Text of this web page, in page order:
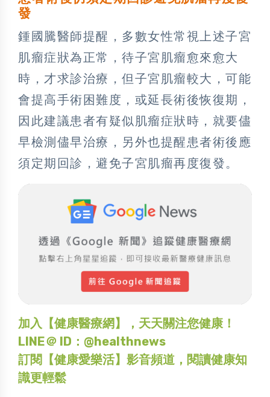
發
鍾國騰醫師提醒，多數女性常視上述子宮
肌瘤症狀為正常，待子宮肌瘤愈來愈大
時，才求診治療，但子宮肌瘤較大，可能
會提高手術困難度，或延長術後恢復期，
因此建議患者有疑似肌瘤症狀時，就要儘
早檢測儘早治療，另外也提醒患者術後應
須定期回診，避免子宮肌瘤再度復發。
加入【健康醫療網】，天天關注您健康！
LINE＠ ID：@healthnews
訂閱【健康愛樂活】影音頻道，閱讀健康知
識更輕鬆